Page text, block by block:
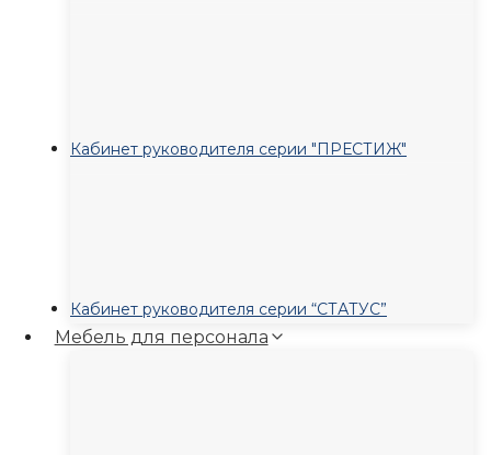
Кабинет руководителя серии "ПРЕСТИЖ"
Кабинет руководителя серии “СТАТУС”
Мебель для персонала